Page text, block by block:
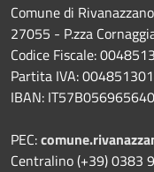
Comune di
27055 - P.zza
Codice Fiscale:
Partita IVA:
IBAN:
PEC:
Centralino (+39) 0383